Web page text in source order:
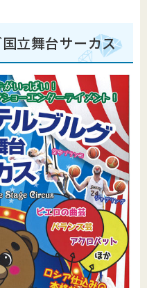
立舞台サーカス